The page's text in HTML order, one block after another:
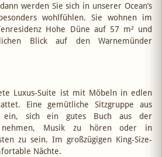
werden Sie sich in unserer Ocean’s
wohlfühlen. Sie wohnen im
Hohe Düne auf 57 m² und
Blick auf den Warnemünder
Luxus-Suite ist mit Möbeln in edlen
Eine gemütliche Sitzgruppe aus
ein, sich ein gutes Buch aus der
nehmen, Musik zu hören oder in
zu sein. Im großzügigen King-Size-
Nächte.